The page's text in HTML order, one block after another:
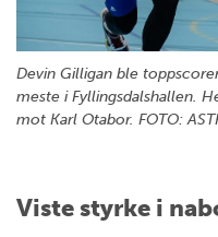
Devin Gilligan ble
meste i Fyllingsdalshallen.
mot Karl Otabor. FOTO:
Viste styrke i